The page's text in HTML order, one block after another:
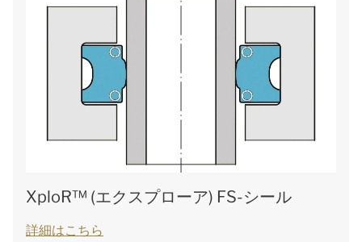
XploR™ (エクスプローア) FS-シール
詳細はこちら